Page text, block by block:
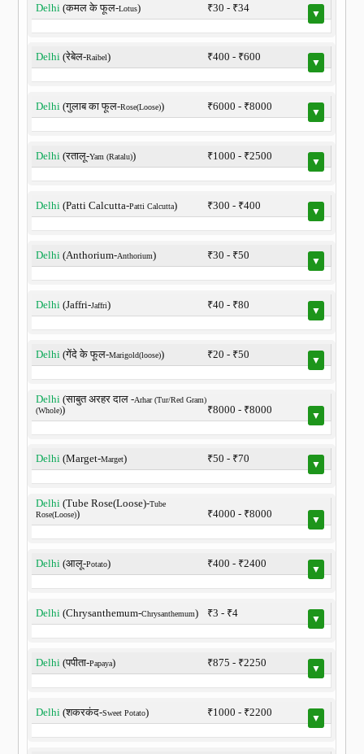
Delhi (कमल के फूल-Lotus) ₹30 - ₹34 ▼
Delhi (रेबेल-Raibel) ₹400 - ₹600 ▼
Delhi (गुलाब का फूल-Rose(Loose)) ₹6000 - ₹8000 ▼
Delhi (रतालू-Yam (Ratalu)) ₹1000 - ₹2500 ▼
Delhi (Patti Calcutta-Patti Calcutta) ₹300 - ₹400 ▼
Delhi (Anthorium-Anthorium) ₹30 - ₹50 ▼
Delhi (Jaffri-Jaffri) ₹40 - ₹80 ▼
Delhi (गेंदे के फूल-Marigold(loose)) ₹20 - ₹50 ▼
Delhi (साबुत अरहर दाल -Arhar (Tur/Red Gram)
(Whole)) ₹8000 - ₹8000 ▼
Delhi (Marget-Marget) ₹50 - ₹70 ▼
Delhi (Tube Rose(Loose)-Tube
Rose(Loose)) ₹4000 - ₹8000 ▼
Delhi (आलू-Potato) ₹400 - ₹2400 ▼
Delhi (Chrysanthemum-Chrysanthemum) ₹3 - ₹4 ▼
Delhi (पपीता-Papaya) ₹875 - ₹2250 ▼
Delhi (शकरकंद-Sweet Potato) ₹1000 - ₹2200 ▼